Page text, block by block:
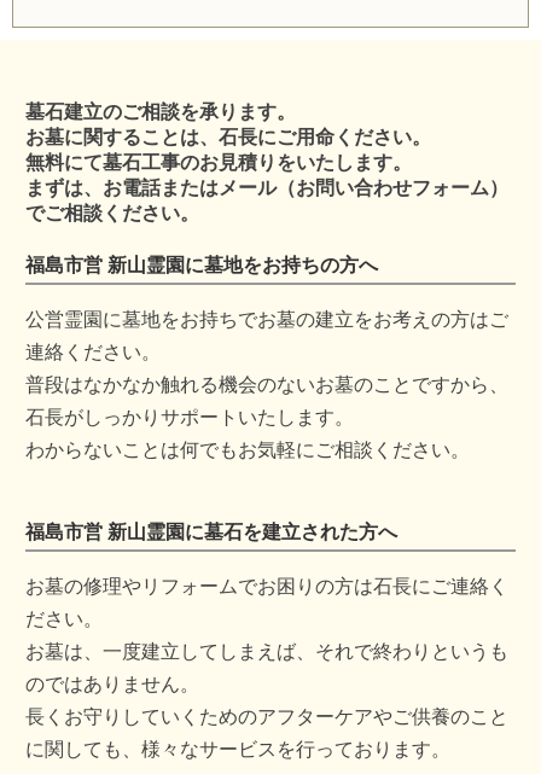
墓石建立のご相談を承ります。
お墓に関することは、石長にご用命ください。
無料にて墓石工事のお見積りをいたします。
まずは、お電話またはメール（お問い合わせフォーム）
でご相談ください。
福島市営 新山霊園に墓地をお持ちの方へ
公営霊園に墓地をお持ちでお墓の建立をお考えの方はご
連絡ください。
普段はなかなか触れる機会のないお墓のことですから、
石長がしっかりサポートいたします。
わからないことは何でもお気軽にご相談ください。
福島市営 新山霊園に墓石を建立された方へ
お墓の修理やリフォームでお困りの方は石長にご連絡く
ださい。
お墓は、一度建立してしまえば、それで終わりというも
のではありません。
長くお守りしていくためのアフターケアやご供養のこと
に関しても、様々なサービスを行っております。